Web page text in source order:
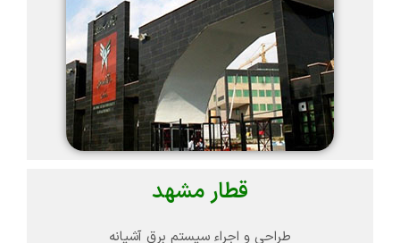
قطار مشهد
طراحی و اجراء سیستم برق آشیانه